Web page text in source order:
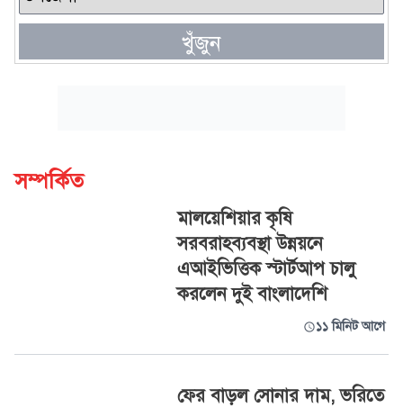
খুঁজুন
সম্পর্কিত
মালয়েশিয়ার কৃষি
সরবরাহব্যবস্থা উন্নয়নে
এআইভিত্তিক স্টার্টআপ চালু
করলেন দুই বাংলাদেশি
১১ মিনিট আগে
ফের বাড়ল সোনার দাম, ভরিতে